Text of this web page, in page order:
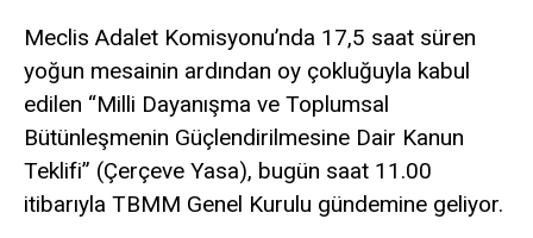
Meclis Adalet Komisyonu’nda 17,5 saat süren
yoğun mesainin ardından oy çokluğuyla kabul
edilen “Milli Dayanışma ve Toplumsal
Bütünleşmenin Güçlendirilmesine Dair Kanun
Teklifi” (Çerçeve Yasa), bugün saat 11.00
itibarıyla TBMM Genel Kurulu gündemine geliyor.